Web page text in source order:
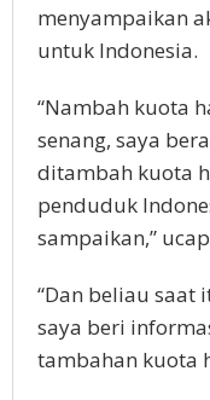
menyampaikan
untuk Indonesia.
“Nambah kuota
senang, saya
ditambah kuota
penduduk
sampaikan,”
“Dan beliau saat
saya beri
tambahan kuota